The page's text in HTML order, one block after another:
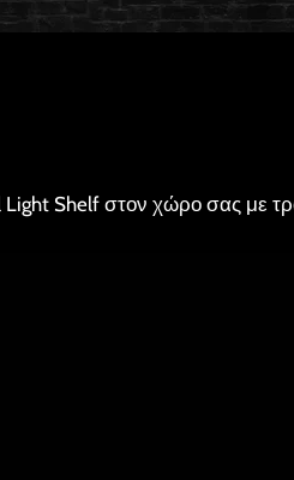
Shelf στον χώρο σας με